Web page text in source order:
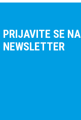
PRIJAVITE SE NA
NEWSLETTER